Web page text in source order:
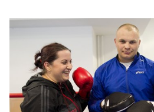
Nadjo Bombek in Miha Jenka
nato pa smo se pridružili še
preverili, kateri par se je v prvih
odrezal. Gašper Simčič je
poseben izziv, pri katerem moč
prav nič pomembna.